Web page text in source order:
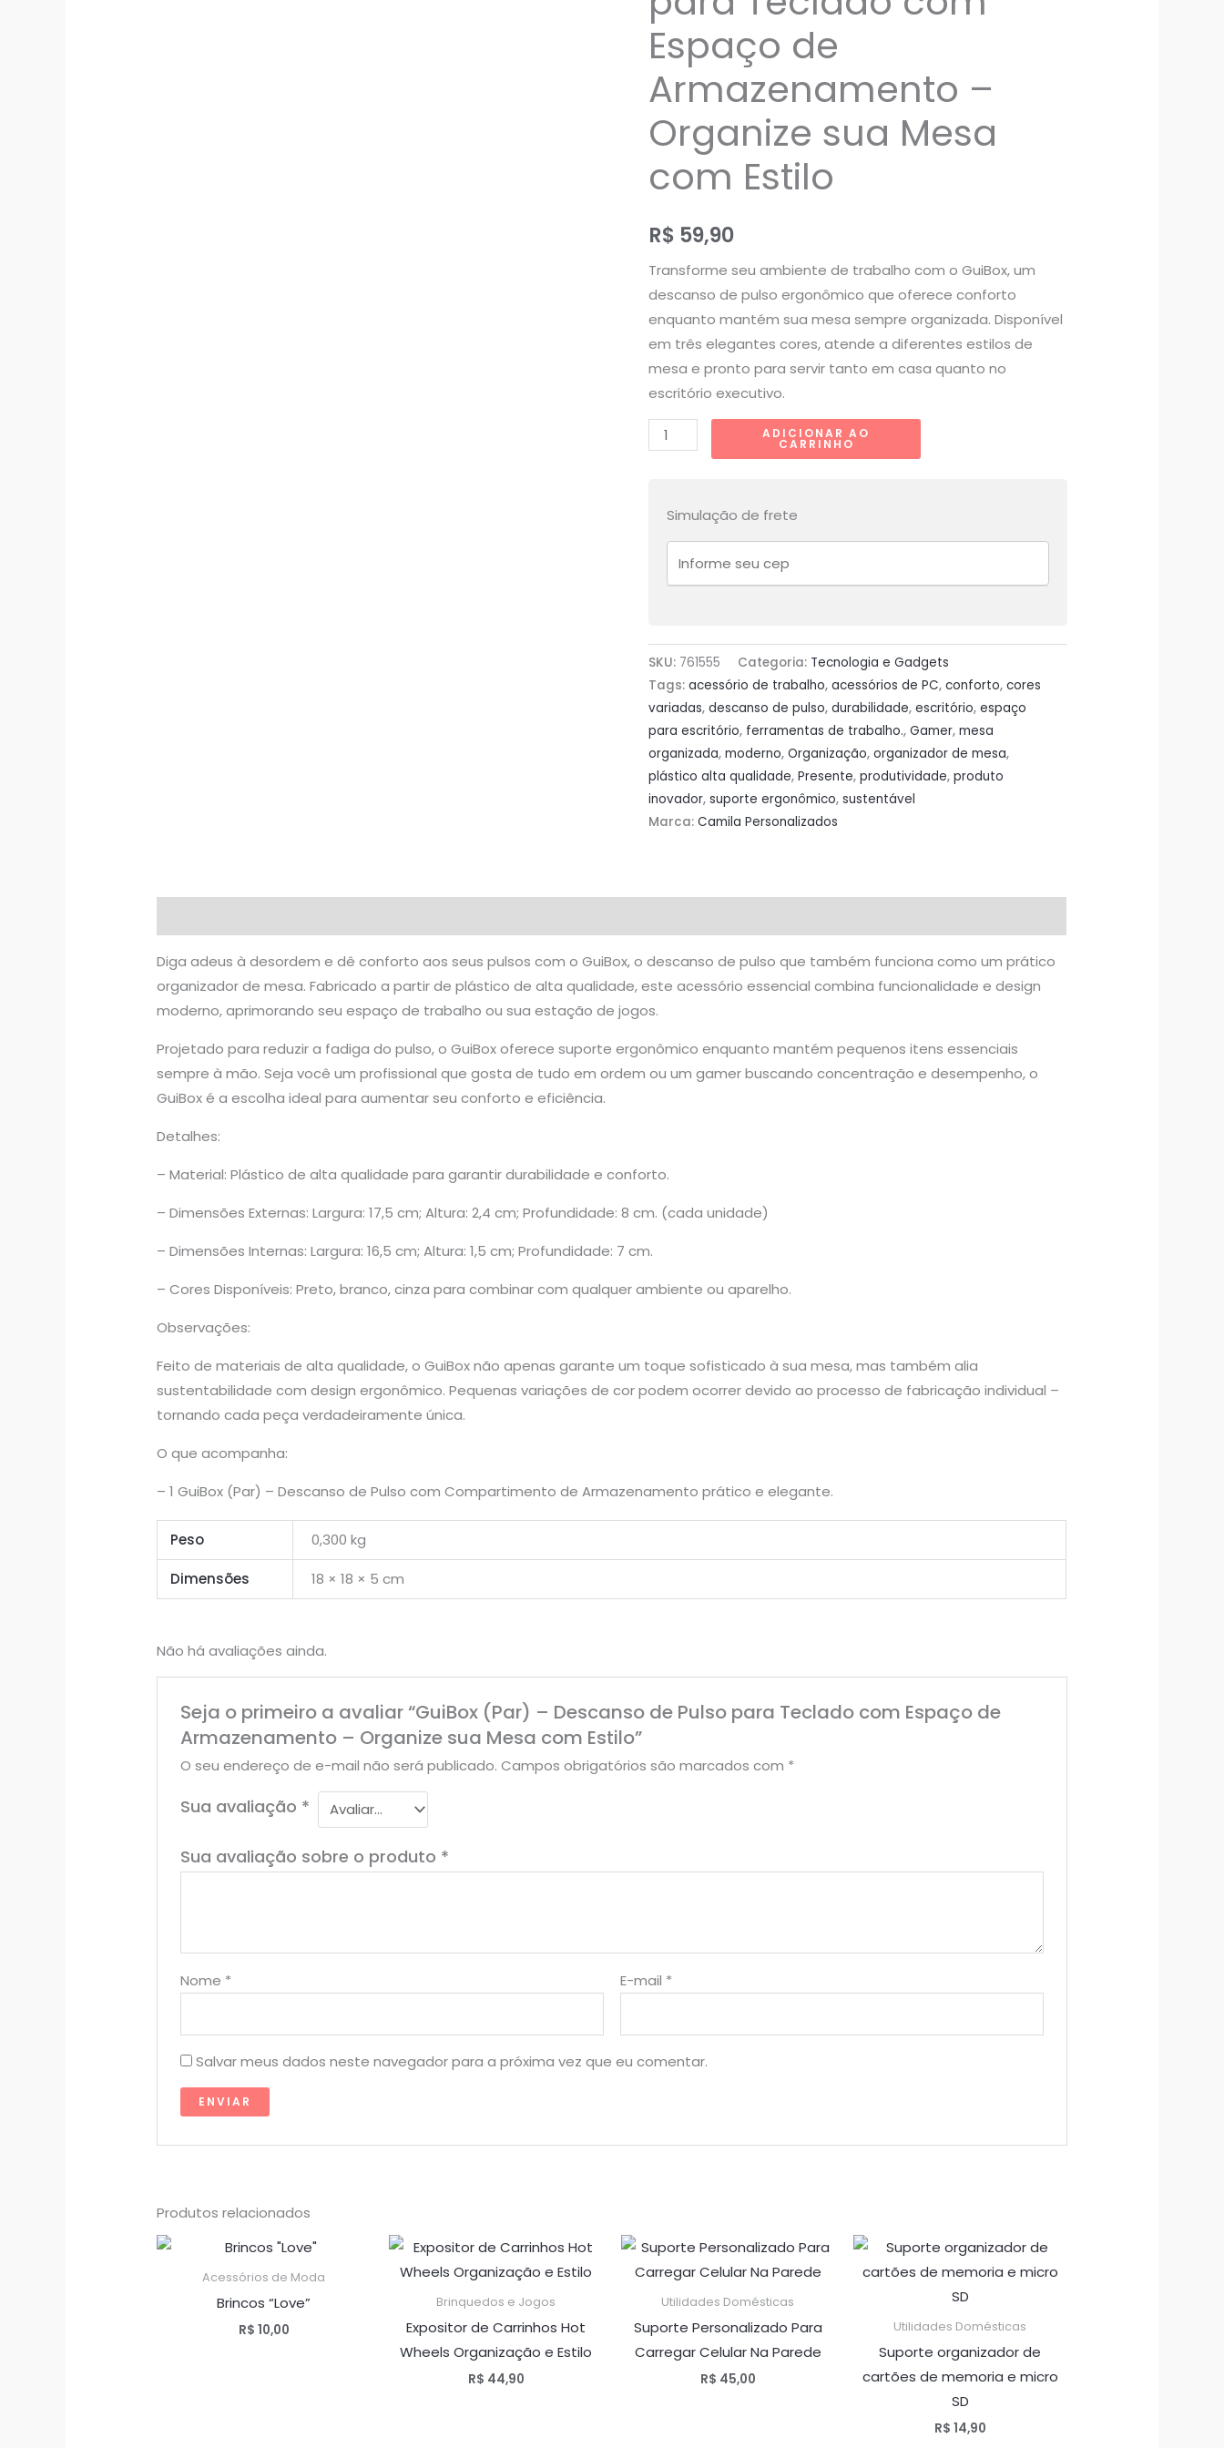
Espaço de
Armazenamento –
Organize sua Mesa
com Estilo
R$ 59,90
Transforme seu ambiente de trabalho com o GuiBox, um
descanso de pulso ergonômico que oferece conforto
enquanto mantém sua mesa sempre organizada. Disponível
em três elegantes cores, atende a diferentes estilos de
mesa e pronto para servir tanto em casa quanto no
escritório executivo.
GuiBox
(Par)
para
Espaço
de
Armazenamento
-
Organize
sua
Mesa
com
ADICIONAR AO
CARRINHO
Simulação de frete
SKU: 761555 Categoria: Tecnologia e Gadgets
Tags: acessório de trabalho, acessórios de PC, conforto, cores
variadas, descanso de pulso, durabilidade, escritório, espaço
para escritório, ferramentas de trabalho., Gamer, mesa
organizada, moderno, Organização, organizador de mesa,
plástico alta qualidade, Presente, produtividade, produto
inovador, suporte ergonômico, sustentável
Marca: Camila Personalizados
Diga adeus à desordem e dê conforto aos seus pulsos com o GuiBox, o descanso de pulso que também funciona como um prático
organizador de mesa. Fabricado a partir de plástico de alta qualidade, este acessório essencial combina funcionalidade e design
moderno, aprimorando seu espaço de trabalho ou sua estação de jogos.
Projetado para reduzir a fadiga do pulso, o GuiBox oferece suporte ergonômico enquanto mantém pequenos itens essenciais
sempre à mão. Seja você um profissional que gosta de tudo em ordem ou um gamer buscando concentração e desempenho, o
GuiBox é a escolha ideal para aumentar seu conforto e eficiência.
Detalhes:
– Material: Plástico de alta qualidade para garantir durabilidade e conforto.
– Dimensões Externas: Largura: 17,5 cm; Altura: 2,4 cm; Profundidade: 8 cm. (cada unidade)
– Dimensões Internas: Largura: 16,5 cm; Altura: 1,5 cm; Profundidade: 7 cm.
– Cores Disponíveis: Preto, branco, cinza para combinar com qualquer ambiente ou aparelho.
Observações:
Feito de materiais de alta qualidade, o GuiBox não apenas garante um toque sofisticado à sua mesa, mas também alia
sustentabilidade com design ergonômico. Pequenas variações de cor podem ocorrer devido ao processo de fabricação individual –
tornando cada peça verdadeiramente única.
O que acompanha:
– 1 GuiBox (Par) – Descanso de Pulso com Compartimento de Armazenamento prático e elegante.
Peso 0,300 kg
Dimensões 18 × 18 × 5 cm
Não há avaliações ainda.
Seja o primeiro a avaliar “GuiBox (Par) – Descanso de Pulso para Teclado com Espaço de
Armazenamento – Organize sua Mesa com Estilo”
O seu endereço de e-mail não será publicado. Campos obrigatórios são marcados com *
Sua avaliação *
Sua avaliação sobre o produto *
Nome * E-mail *
Salvar meus dados neste navegador para a próxima vez que eu comentar.
Produtos relacionados
Acessórios de Moda
Brincos “Love”
R$ 10,00
Brinquedos e Jogos
Expositor de Carrinhos Hot
Wheels Organização e Estilo
R$ 44,90
Utilidades Domésticas
Suporte Personalizado Para
Carregar Celular Na Parede
R$ 45,00
Utilidades Domésticas
Suporte organizador de
cartões de memoria e micro
SD
R$ 14,90